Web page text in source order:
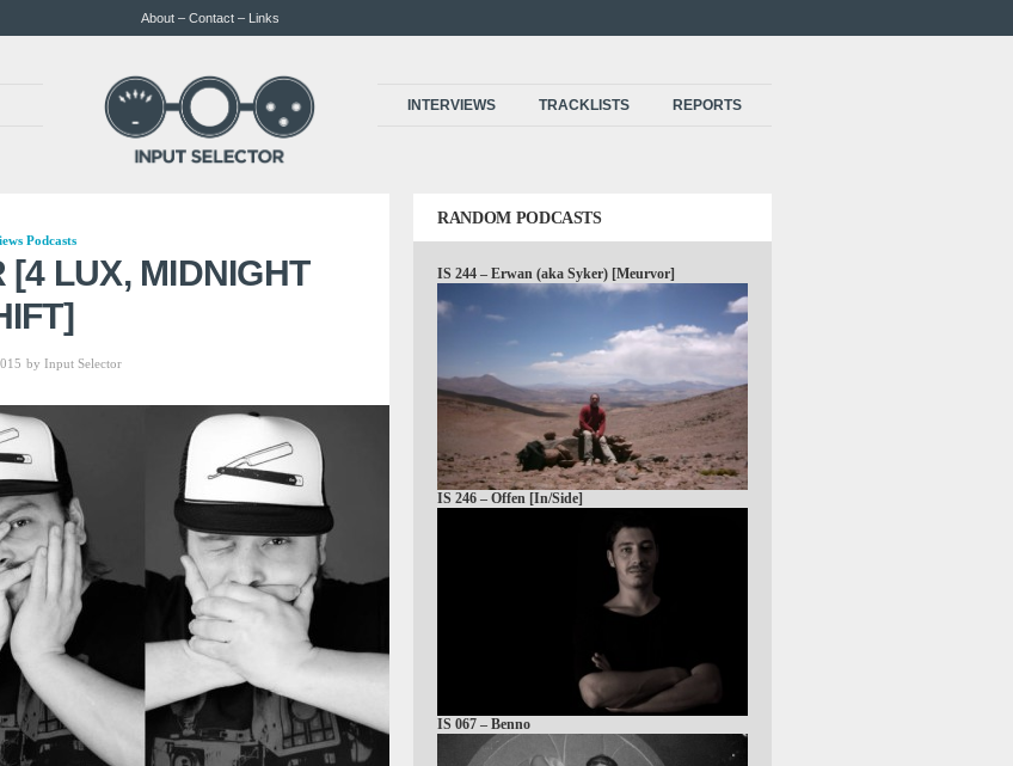
About – Contact – Links
INTERVIEWS TRACKLISTS REPORTS
Podcasts
[4 LUX, MIDNIGHT
by Input Selector
RANDOM PODCASTS
IS 244 – Erwan (aka Syker) [Meurvor]
IS 246 – Offen [In/Side]
IS 067 – Benno